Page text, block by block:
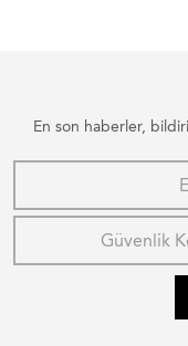
En son haberler,